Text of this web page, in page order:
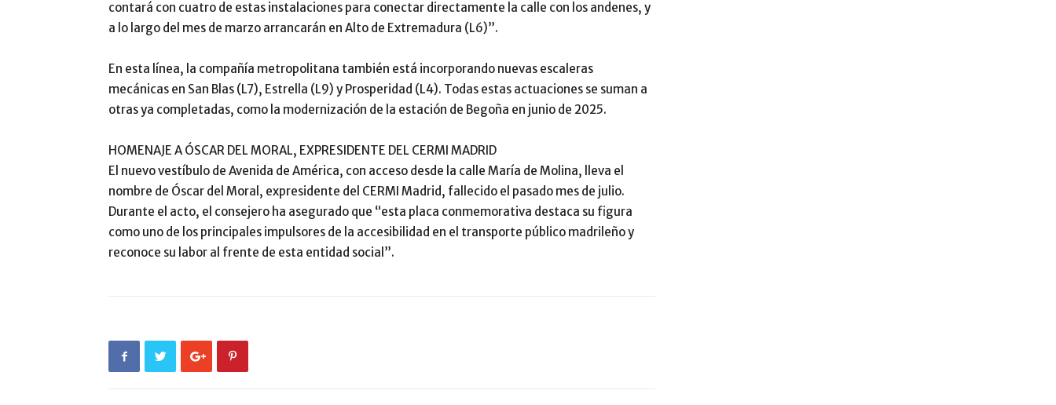
contará con cuatro de estas instalaciones para conectar directamente la calle con los andenes, y
a lo largo del mes de marzo arrancarán en Alto de Extremadura (L6)”.
En esta línea, la compañía metropolitana también está incorporando nuevas escaleras
mecánicas en San Blas (L7), Estrella (L9) y Prosperidad (L4). Todas estas actuaciones se suman a
otras ya completadas, como la modernización de la estación de Begoña en junio de 2025.
HOMENAJE A ÓSCAR DEL MORAL, EXPRESIDENTE DEL CERMI MADRID
El nuevo vestíbulo de Avenida de América, con acceso desde la calle María de Molina, lleva el
nombre de Óscar del Moral, expresidente del CERMI Madrid, fallecido el pasado mes de julio.
Durante el acto, el consejero ha asegurado que “esta placa conmemorativa destaca su figura
como uno de los principales impulsores de la accesibilidad en el transporte público madrileño y
reconoce su labor al frente de esta entidad social”.